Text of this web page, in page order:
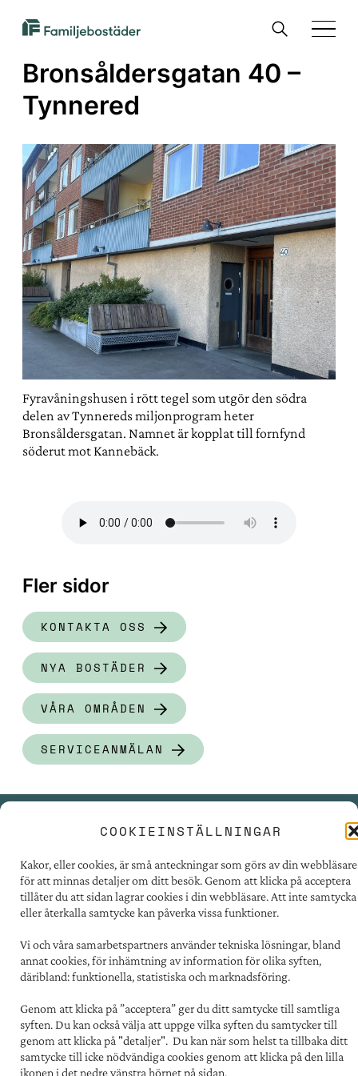
COOKIEINSTÄLLNINGAR
Kakor, eller cookies, är små anteckningar som görs av din webbläsare
för att minnas detaljer om ditt besök. Genom att klicka på acceptera
tillåter du att sidan lagrar cookies i din webbläsare. Att inte samtycka
eller återkalla samtycke kan påverka vissa funktioner.
Vi och våra samarbetspartners använder tekniska lösningar, bland
annat cookies, för inhämtning av information för olika syften,
däribland: funktionella, statistiska och marknadsföring.
Genom att klicka på ”acceptera” ger du ditt samtycke till samtliga
syften. Du kan också välja att uppge vilka syften du samtycker till
genom att klicka på "detaljer". Du kan när som helst ta tillbaka ditt
samtycke till icke nödvändiga cookies genom att klicka på den lilla
ikonen i det nedre vänstra hörnet på sidan.
Familjebostäder
Göteborg
Sök
Bronsåldersgatan 40 –
Tynnered
Fyravåningshusen i rött tegel som utgör den södra
delen av Tynnereds miljonprogram heter
Bronsåldersgatan. Namnet är kopplat till fornfynd
söderut mot Kannebäck.
Fler sidor
KONTAKTA OSS
NYA BOSTÄDER
VÅRA OMRÅDEN
SERVICEANMÄLAN
TILLGÄNGLIGHET
FÖR LEVERANTÖRER
PERSONUPPGIFTER
OM COOKIES
Kontakt:
Postadress:
Familjebostäder i Göteborg
Box 5151, 402 26 Göteborg